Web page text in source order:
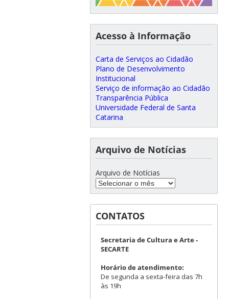
Acesso à Informação
Carta de Serviços ao Cidadão
Plano de Desenvolvimento
Institucional
Serviço de informação ao Cidadão
Transparência Pública
Universidade Federal de Santa
Catarina
Arquivo de Notícias
Arquivo de Notícias
CONTATOS
Secretaria de Cultura e Arte -
SECARTE
Horário de atendimento:
De segunda a sexta-feira das 7h
às 19h